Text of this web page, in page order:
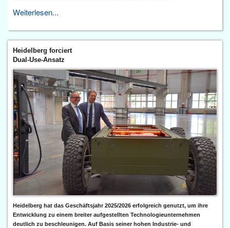
Weiterlesen...
Heidelberg forciert
Dual-Use-Ansatz
Heidelberg hat das Geschäftsjahr 2025/2026 erfolgreich genutzt, um ihre
Entwicklung zu einem breiter aufgestellten Technologieunternehmen
deutlich zu beschleunigen. Auf Basis seiner hohen Industrie- und